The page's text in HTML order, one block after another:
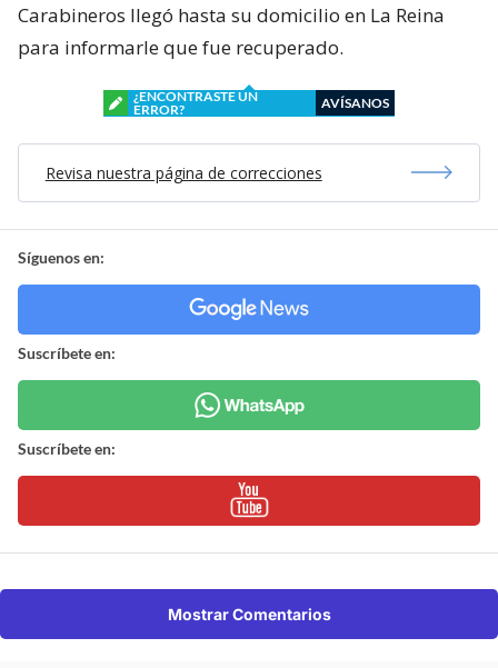
Carabineros llegó hasta su domicilio en La Reina
para informarle que fue recuperado.
¿ENCONTRASTE UN
ERROR?
AVÍSANOS
Revisa nuestra página de correcciones
Síguenos en:
Suscríbete en:
Suscríbete en:
Mostrar Comentarios